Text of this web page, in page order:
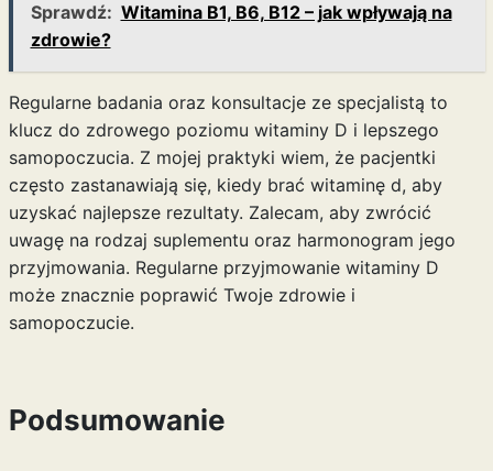
Sprawdź: Witamina B1, B6, B12 – jak wpływają na
zdrowie?
Regularne badania oraz konsultacje ze specjalistą to
klucz do zdrowego poziomu witaminy D i lepszego
samopoczucia. Z mojej praktyki wiem, że pacjentki
często zastanawiają się, kiedy brać witaminę d, aby
uzyskać najlepsze rezultaty. Zalecam, aby zwrócić
uwagę na rodzaj suplementu oraz harmonogram jego
przyjmowania. Regularne przyjmowanie witaminy D
może znacznie poprawić Twoje zdrowie i
samopoczucie.
Podsumowanie